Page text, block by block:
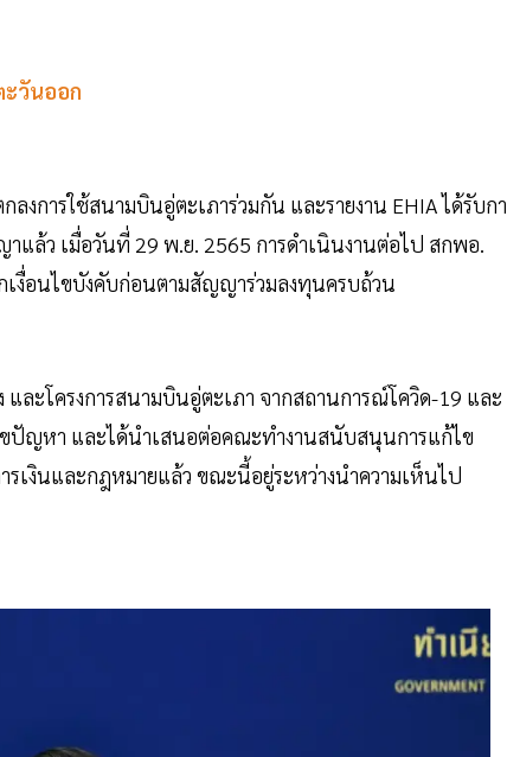
ะวันออก
การใช้สนามบินอู่ตะเภาร่วมกัน และรายงาน EHIA ได้รับก
แล้ว เมื่อวันที่ 29 พ.ย. 2565 การดำเนินงานต่อไป สกพอ.
เงื่อนไขบังคับก่อนตามสัญญาร่วมลงทุนครบถ้วน
ละโครงการสนามบินอู่ตะเภา จากสถานการณ์โควิด-19 และ
ปัญหา และได้นำเสนอต่อคณะทำงานสนับสนุนการแก้ไข
เงินและกฎหมายแล้ว ขณะนี้อยู่ระหว่างนำความเห็นไป